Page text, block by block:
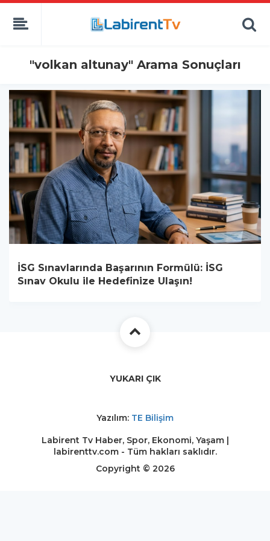
"volkan altunay" Arama Sonuçları
İSG Sınavlarında Başarının Formülü: İSG
Sınav Okulu ile Hedefinize Ulaşın!
YUKARI ÇIK
Yazılım: TE Bilişim
Labirent Tv Haber, Spor, Ekonomi, Yaşam |
labirenttv.com - Tüm hakları saklıdır.
Copyright © 2026